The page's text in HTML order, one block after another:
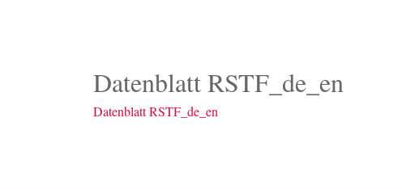
Datenblatt RSTF_de_en
Datenblatt RSTF_de_en